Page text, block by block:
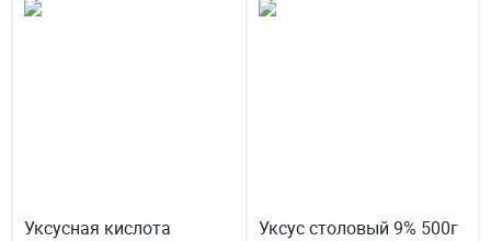
Уксусная кислота
Уксус столовый 9% 500г